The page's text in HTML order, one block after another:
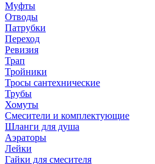
Муфты
Отводы
Патрубки
Переход
Ревизия
Трап
Тройники
Тросы сантехнические
Трубы
Хомуты
Смесители и комплектующие
Шланги для душа
Аэраторы
Лейки
Гайки для смесителя